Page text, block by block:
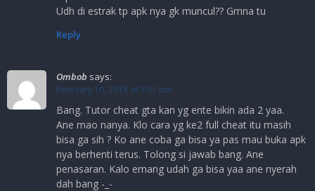
Udh di estrak tp apk nya gk muncul?? Gmna tu
Reply
Ombob says:
February 10, 2018 at 3:01 pm
Bang. Tutor cheat gta kan yg ente bikin ada 2 yaa.
Ane mao nanya. Klo cara yg ke2 full cheat itu masih
bisa ga sih ? Ko ane coba ga bisa ya pas mau buka apk
nya berhenti terus. Tolong si jawab bang. Ane
penasaran. Kalo emang udah ga bisa yaa ane nyerah
dah bang -_-